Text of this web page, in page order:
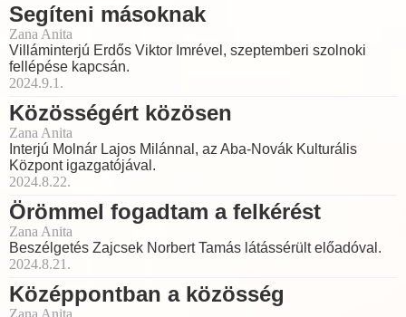
Segíteni másoknak
Zana Anita
Villáminterjú Erdős Viktor Imrével, szeptemberi szolnoki
fellépése kapcsán.
2024.9.1.
Közösségért közösen
Zana Anita
Interjú Molnár Lajos Milánnal, az Aba-Novák Kulturális
Központ igazgatójával.
2024.8.22.
Örömmel fogadtam a felkérést
Zana Anita
Beszélgetés Zajcsek Norbert Tamás látássérült előadóval.
2024.8.21.
Középpontban a közösség
Zana Anita